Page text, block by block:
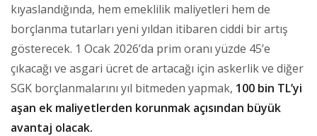
kıyaslandığında, hem emeklilik maliyetleri hem de
borçlanma tutarları yeni yıldan itibaren ciddi bir artış
gösterecek. 1 Ocak 2026’da prim oranı yüzde 45’e
çıkacağı ve asgari ücret de artacağı için askerlik ve diğer
SGK borçlanmalarını yıl bitmeden yapmak, 100 bin TL’yi
aşan ek maliyetlerden korunmak açısından büyük
avantaj olacak.